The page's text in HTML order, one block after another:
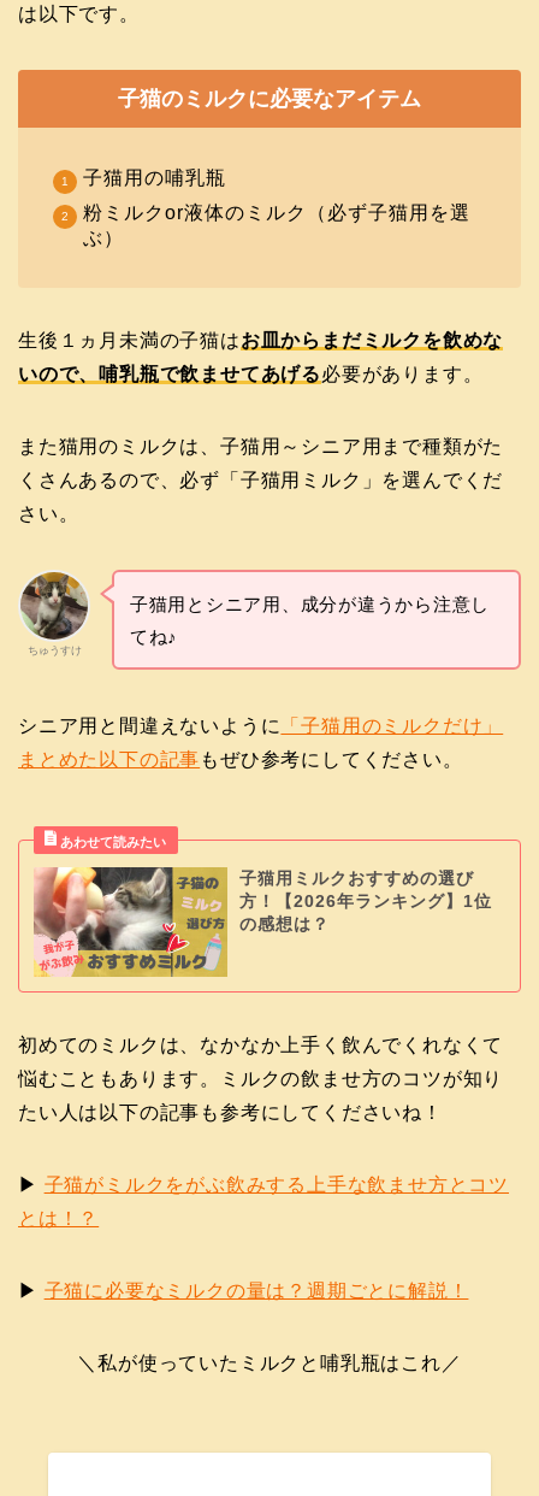
は以下です。
子猫のミルクに必要なアイテム
子猫用の哺乳瓶
粉ミルクor液体のミルク（必ず子猫用を選
ぶ）
生後１ヵ月未満の子猫はお皿からまだミルクを飲めな
いので、哺乳瓶で飲ませてあげる必要があります。
また猫用のミルクは、子猫用～シニア用まで種類がた
くさんあるので、必ず「子猫用ミルク」を選んでくだ
さい。
ちゅうすけ
子猫用とシニア用、成分が違うから注意し
てね♪
シニア用と間違えないように 「子猫用のミルクだけ」
まとめた以下の記事 もぜひ参考にしてください。
子猫用ミルクおすすめの選び
方！【2026年ランキング】1位
の感想は？
初めてのミルクは、なかなか上手く飲んでくれなくて
悩むこともあります。ミルクの飲ませ方のコツが知り
たい人は以下の記事も参考にしてくださいね！
▶ 子猫がミルクをがぶ飲みする上手な飲ませ方とコツ
とは！？
▶ 子猫に必要なミルクの量は？週期ごとに解説！
＼私が使っていたミルクと哺乳瓶はこれ／